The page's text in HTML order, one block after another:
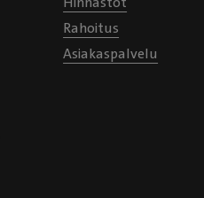
Rahoitus
Asiakaspalvelu